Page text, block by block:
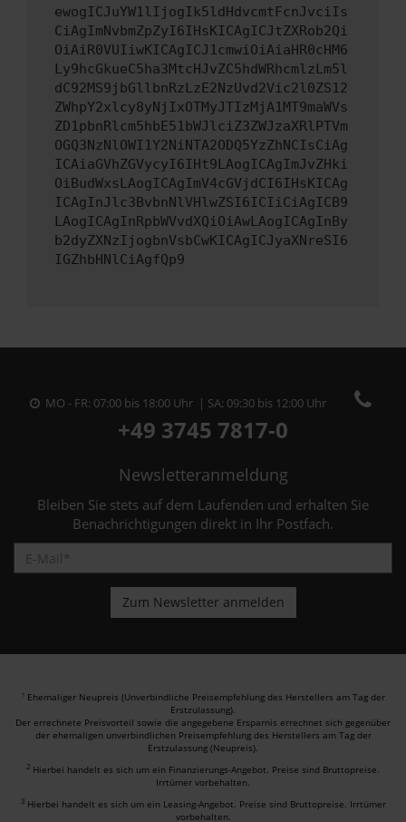
ewogICJuYW1lIjogIk5ldHdvcmtFcnJvciIs
CiAgImNvbmZpZyI6IHsKICAgICJtZXRob2Qi
OiAiR0VUIiwKICAgICJ1cmwiOiAiaHR0cHM6
Ly9hcGkueC5ha3MtcHJvZC5hdWRhcmlzLm5l
dC92MS9jbGllbnRzLzE2NzUvd2Vic2l0ZS12
ZWhpY2xlcy8yNjIxOTMyJTIzMjA1MT9maWVs
ZD1pbnRlcm5hbE51bWJlciZ3ZWJzaXRlPTVm
OGQ3NzNlOWI1Y2NiNTA2ODQ5YzZhNCIsCiAg
ICAiaGVhZGVycyI6IHt9LAogICAgImJvZHki
OiBudWxsLAogICAgImV4cGVjdCI6IHsKICAg
ICAgInJlc3BvbnNlVHlwZSI6ICIiCiAgICB9
LAogICAgInRpbWVvdXQiOiAwLAogICAgInBy
b2dyZXNzIjogbnVsbCwKICAgICJyaXNreSI6
IGZhbHNlCiAgfQp9
MO - FR: 07:00 bis 18:00 Uhr | SA: 09:30 bis 12:00 Uhr
+49 3745 7817-0
Newsletteranmeldung
Bleiben Sie stets auf dem Laufenden und erhalten Sie
Benachrichtigungen direkt in Ihr Postfach.
1 Ehemaliger Neupreis (Unverbindliche Preisempfehlung des Herstellers am Tag der
Erstzulassung).
Der errechnete Preisvorteil sowie die angegebene Ersparnis errechnet sich gegenüber
der ehemaligen unverbindlichen Preisempfehlung des Herstellers am Tag der
Erstzulassung (Neupreis).
2 Hierbei handelt es sich um ein Finanzierungs-Angebot. Preise sind Bruttopreise.
Irrtümer vorbehalten.
3 Hierbei handelt es sich um ein Leasing-Angebot. Preise sind Bruttopreise. Irrtümer
vorbehalten.